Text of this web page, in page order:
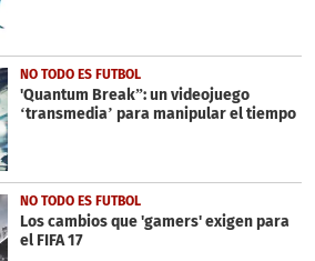
NO TODO ES FUTBOL
'Quantum Break”: un videojuego
‘transmedia’ para manipular el tiempo
NO TODO ES FUTBOL
Los cambios que 'gamers' exigen para
el FIFA 17